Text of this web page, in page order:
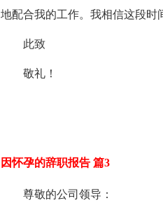
地配合我的工作。我相信这段时
此致
敬礼！
因怀孕的辞职报告 篇3
尊敬的公司领导：